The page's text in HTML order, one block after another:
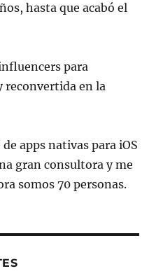
hasta que acabó el
para
reconvertida en la
apps nativas para iOS
gran consultora y me
somos 70 personas.